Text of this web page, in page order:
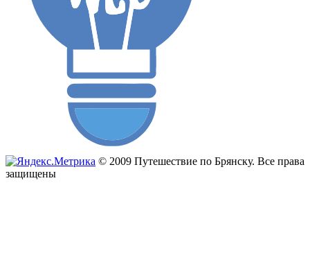
© 2009 Путешествие по Брянску. Все права
защищены